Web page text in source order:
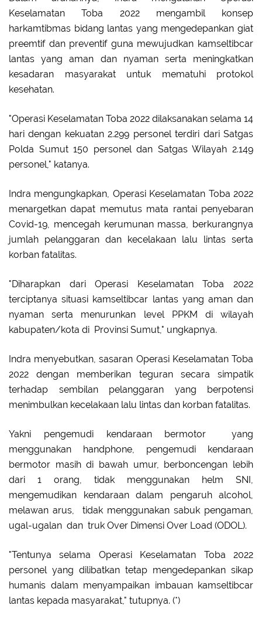
Keselamatan Toba 2022 mengambil konsep
harkamtibmas bidang lantas yang mengedepankan giat
preemtif dan preventif guna mewujudkan kamseltibcar
lantas yang aman dan nyaman serta meningkatkan
kesadaran masyarakat untuk mematuhi protokol
kesehatan.
"Operasi Keselamatan Toba 2022 dilaksanakan selama 14
hari dengan kekuatan 2.299 personel terdiri dari Satgas
Polda Sumut 150 personel dan Satgas Wilayah 2.149
personel," katanya.
Indra mengungkapkan, Operasi Keselamatan Toba 2022
menargetkan dapat memutus mata rantai penyebaran
Covid-19, mencegah kerumunan massa, berkurangnya
jumlah pelanggaran dan kecelakaan lalu lintas serta
korban fatalitas.
"Diharapkan dari Operasi Keselamatan Toba 2022
terciptanya situasi kamseltibcar lantas yang aman dan
nyaman serta menurunkan level PPKM di wilayah
kabupaten/kota di Provinsi Sumut," ungkapnya.
Indra menyebutkan, sasaran Operasi Keselamatan Toba
2022 dengan memberikan teguran secara simpatik
terhadap sembilan pelanggaran yang berpotensi
menimbulkan kecelakaan lalu lintas dan korban fatalitas.
Yakni pengemudi kendaraan bermotor yang
menggunakan handphone, pengemudi kendaraan
bermotor masih di bawah umur, berboncengan lebih
dari 1 orang, tidak menggunakan helm SNI,
mengemudikan kendaraan dalam pengaruh alcohol,
melawan arus, tidak menggunakan sabuk pengaman,
ugal-ugalan dan truk Over Dimensi Over Load (ODOL).
"Tentunya selama Operasi Keselamatan Toba 2022
personel yang dilibatkan tetap mengedepankan sikap
humanis dalam menyampaikan imbauan kamseltibcar
lantas kepada masyarakat," tutupnya. (*)